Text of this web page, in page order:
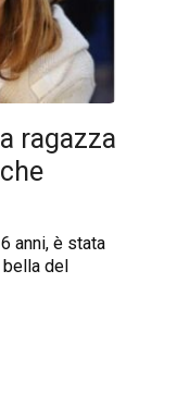
ragazza
anni, è stata
del